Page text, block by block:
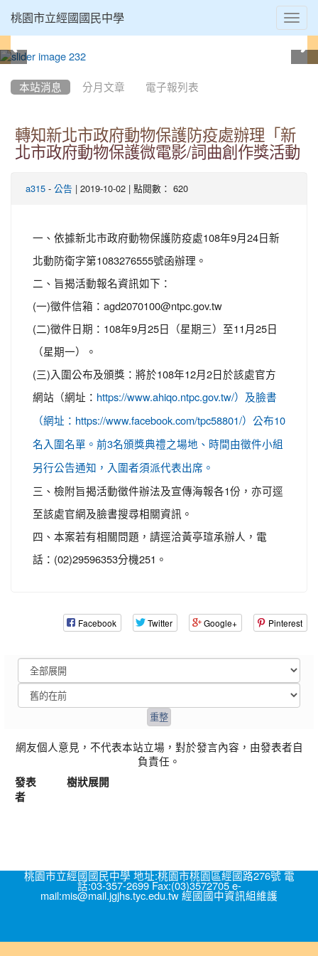
桃園市立經國國民中學
本站消息 分月文章 電子報列表
轉知新北市政府動物保護防疫處辦理「新
北市政府動物保護微電影/詞曲創作獎活動
a315 - 公告 | 2019-10-02 | 點閱數： 620
一、依據新北市政府動物保護防疫處108年9月24日新
北動防衛字第1083276555號函辦理。
二、旨揭活動報名資訊如下：
(一)徵件信箱：agd2070100@ntpc.gov.tw
(二)徵件日期：108年9月25日（星期三）至11月25日
（星期一）。
(三)入圍公布及頒獎：將於108年12月2日於該處官方
網站（網址： https://www.ahiqo.ntpc.gov.tw/）及臉書
（網址：https://www.facebook.com/tpc58801/）公布10
名入圍名單。前3名頒獎典禮之場地、時間由徵件小組
另行公告通知，入圍者須派代表出席。
三、檢附旨揭活動徵件辦法及宣傳海報各1份，亦可逕
至該處官網及臉書搜尋相關資訊。
四、本案若有相關問題，請逕洽黃亭瑄承辦人，電
話：(02)29596353分機251。
Facebook Twitter Google+ Pinterest
網友個人意見，不代表本站立場，對於發言內容，由發表者自
負責任。
發表
者
樹狀展開
桃園市立經國國民中學 地址:桃園市桃園區經國路276號 電
話:03-357-2699 Fax:(03)3572705 e-
mail:mis@mail.jgjhs.tyc.edu.tw 經國國中資訊組維護